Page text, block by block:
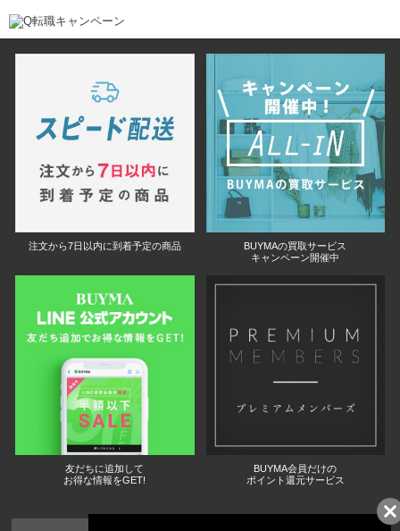
注文から7日以内に到着予定の商品
BUYMAの買取サービス
キャンペーン開催中
友だちに追加して
お得な情報をGET!
BUYMA会員だけの
ポイント還元サービス